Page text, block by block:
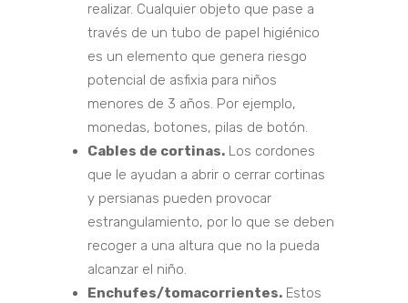
realizar. Cualquier objeto que pase a
través de un tubo de papel higiénico
es un elemento que genera riesgo
potencial de asfixia para niños
menores de 3 años. Por ejemplo,
monedas, botones, pilas de botón.
Cables de cortinas.Los cordones
que le ayudan a abrir o cerrar cortinas
y persianas pueden provocar
estrangulamiento, por lo que se deben
recoger a una altura que no la pueda
alcanzar el niño.
Enchufes/tomacorrientes.Estos